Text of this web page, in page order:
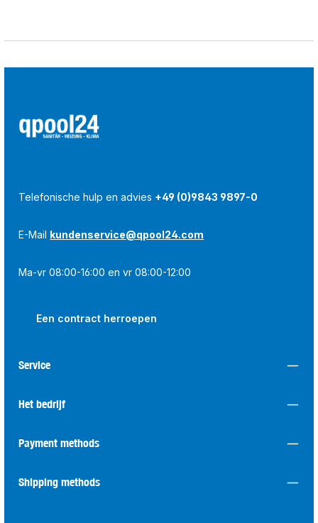
Telefonische hulp en advies +49 (0)9843 9897-0
E-Mail kundenservice@qpool24.com
Ma-vr 08:00-16:00 en vr 08:00-12:00
Een contract herroepen
Service
Het bedrijf
Payment methods
Shipping methods